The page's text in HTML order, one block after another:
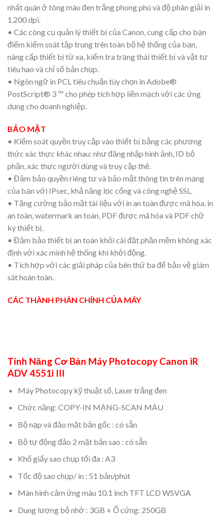
nhất quán ở tông màu đen trắng phong phú và độ phân giải in
1.200 dpi.
• Các công cụ quản lý thiết bị của Canon, cung cấp cho bạn
điểm kiểm soát tập trung trên toàn bộ hệ thống của bạn,
nâng cấp thiết bị từ xa, kiểm tra trạng thái thiết bị và vật tư
tiêu hao và chỉ số bản chụp.
• Ngôn ngữ in PCL tiêu chuẩn tùy chọn in Adobe®
PostScript® 3 ™ cho phép tích hợp liền mạch với các ứng
dụng cho doanh nghiệp.
BẢO MẬT
• Kiểm soát quyền truy cập vào thiết bị bằng các phương
thức xác thực khác nhau: như đăng nhập hình ảnh, ID bộ
phận, xác thực người dùng và truy cập thẻ.
• Đảm bảo quyền riêng tư và bảo mật thông tin trên mạng
của bạn với IPsec, khả năng lọc cổng và công nghệ SSL.
• Tăng cường bảo mật tài liệu với in an toàn được mã hóa, in
an toàn, watermark an toàn, PDF được mã hóa và PDF chữ
ký thiết bị.
• Đảm bảo thiết bị an toàn khỏi cài đặt phần mềm không xác
định với xác minh hệ thống khi khởi động.
• Tích hợp với các giải pháp của bên thứ ba để bảo vệ giám
sát hoàn toàn.
CÁC THÀNH PHÂN CHÍNH CỦA MÁY
Tính Năng Cơ Bản Máy Photocopy Canon iR
ADV 4551i III
Máy Photocopy kỹ thuật số, Laser trắng đen
Chức năng: COPY-IN MẠNG-SCAN MÀU
Bộ nạp và đảo mặt bản gốc : có sẵn
Bộ tự động đảo 2 mặt bản sao : có sẵn
Khổ giấy sao chụp tối đa : A3
Tốc độ sao chụp/ in : 51 bản/phút
Màn hình cảm ứng màu 10.1 inch TFT LCD WSVGA
Dung lượng bộ nhớ : 3GB + Ổ cứng: 250GB